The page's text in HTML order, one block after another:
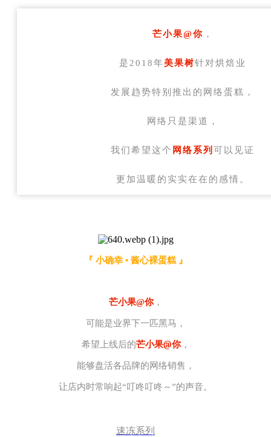
芒小果@你 ，
是2018年美果树针对烘焙业
发展趋势特别推出的网络蛋糕，
网络只是渠道，
我们希望这个 网络系列 可以见证
更加温暖的实实在在的感情。
『 小确幸 • 酱心裸蛋糕 』
芒小果@你，
可能是业界下一匹黑马，
希望上线后的芒小果@你，
能够盘活各品牌的网络销售，
让店内时常响起“叮咚叮咚～”的声音。
速冻系列